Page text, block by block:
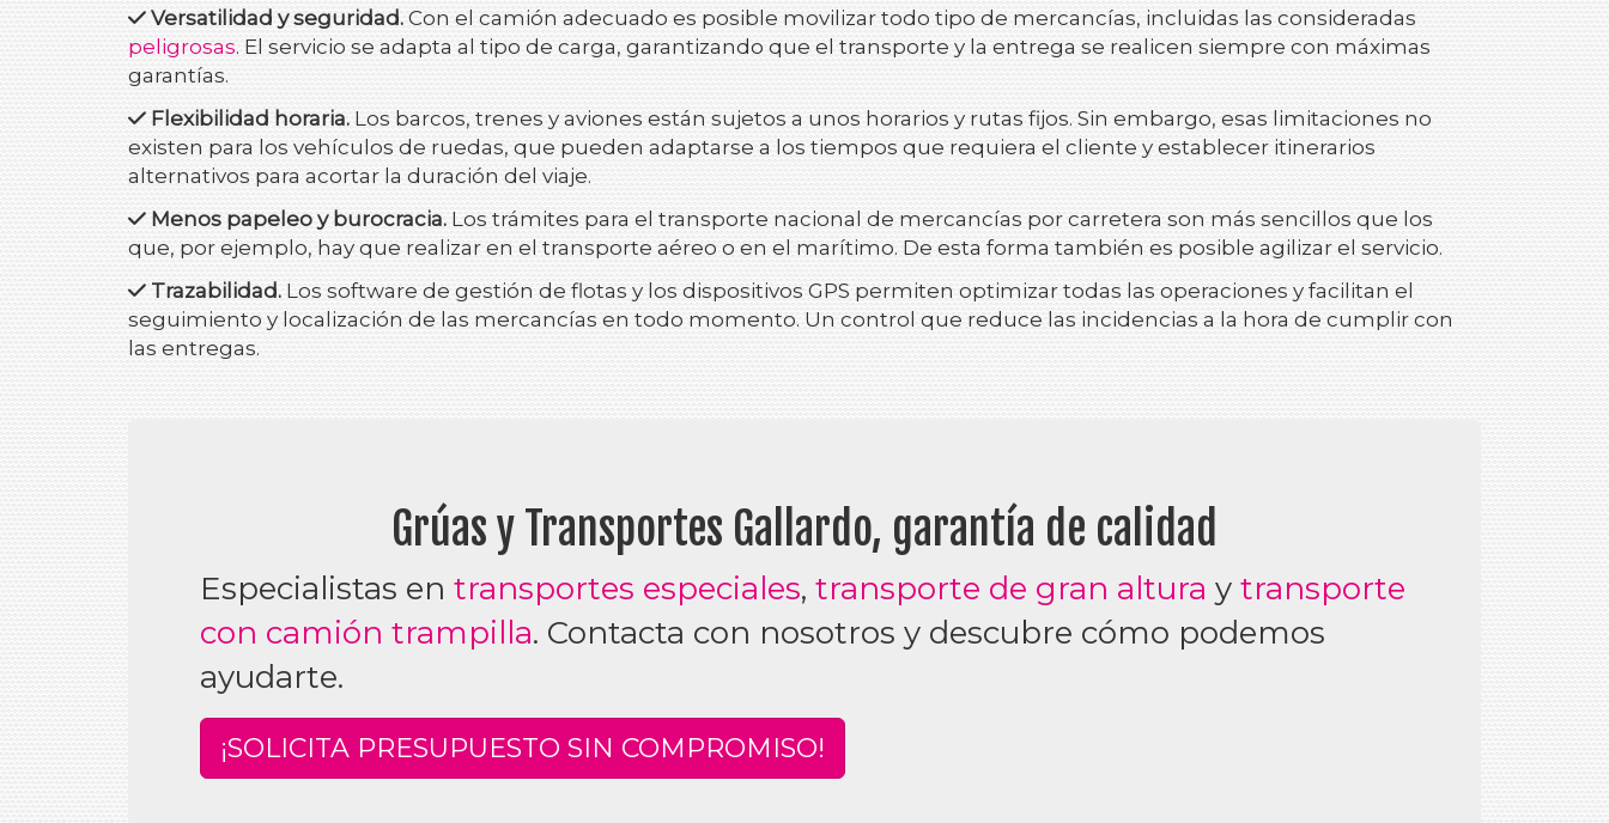
Versatilidad y seguridad.Con el camión adecuado es posible movilizar todo tipo de mercancías, incluidas las consideradas
peligrosas. El servicio se adapta al tipo de carga, garantizando que el transporte y la entrega se realicen siempre con máximas
garantías.
Flexibilidad horaria. Los barcos, trenes y aviones están sujetos a unos horarios y rutas fijos. Sin embargo, esas limitaciones no
existen para los vehículos de ruedas, que pueden adaptarse a los tiempos que requiera el cliente y establecer itinerarios
alternativos para acortar la duración del viaje.
Menos papeleo y burocracia.Los trámites para el transporte nacional de mercancías por carretera son más sencillos que los
que, por ejemplo, hay que realizar en el transporte aéreo o en el marítimo. De esta forma también es posible agilizar el servicio.
Trazabilidad.Los software de gestión de flotas y los dispositivos GPS permiten optimizar todas las operaciones y facilitan el
seguimiento y localización de las mercancías en todo momento. Un control que reduce las incidencias a la hora de cumplir con
las entregas.
Grúas y Transportes Gallardo, garantía de calidad
jumbotron
Especialistas en transportes especiales, transporte de gran altura y transporte
con camión trampilla. Contacta con nosotros y descubre cómo podemos
ayudarte.
¡SOLICITA PRESUPUESTO SIN COMPROMISO!